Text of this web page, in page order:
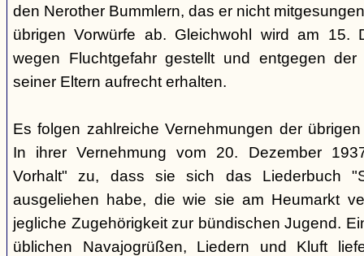
den Nerother Bummlern, das er nicht
übrigen Vorwürfe ab. Gleichwohl wird am 15.
wegen Fluchtgefahr gestellt und entgegen
seiner Eltern aufrecht erhalten.
Es folgen zahlreiche Vernehmungen der
In ihrer Vernehmung vom 20. Dezember
Vorhalt" zu, dass sie sich das Liederbuch
ausgeliehen habe, die wie sie am Heumarkt
jegliche Zugehörigkeit zur bündischen Jugend.
üblichen Navajogrüßen, Liedern und Kluft